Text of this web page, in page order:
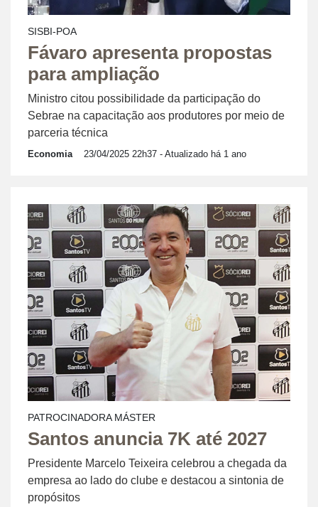
SISBI-POA
Fávaro apresenta propostas
para ampliação
Ministro citou possibilidade da participação do
Sebrae na capacitação aos produtores por meio de
parceria técnica
Economia 23/04/2025 22h37 - Atualizado há 1 ano
PATROCINADORA MÁSTER
Santos anuncia 7K até 2027
Presidente Marcelo Teixeira celebrou a chegada da
empresa ao lado do clube e destacou a sintonia de
propósitos